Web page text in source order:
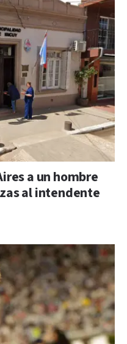
a un hombre
al intendente